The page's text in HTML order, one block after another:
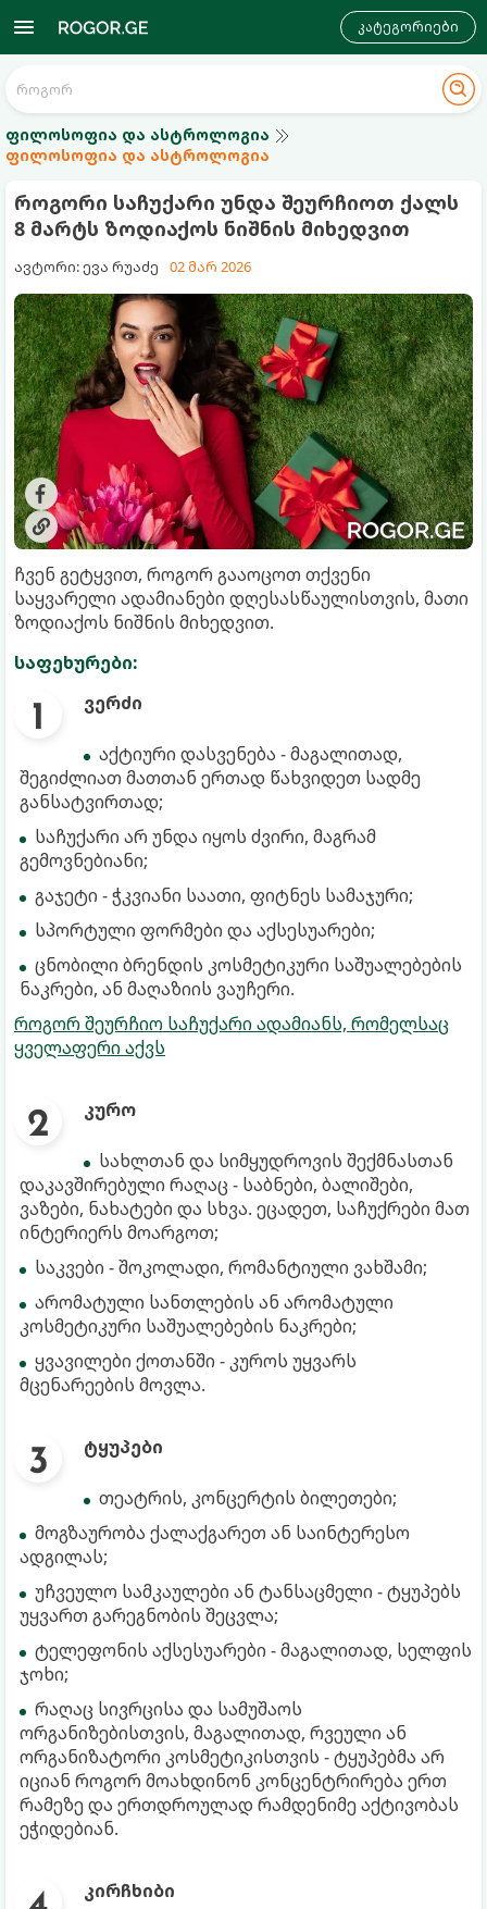
კატეგორიები
ფილოსოფია და ასტროლოგია
ფილოსოფია და ასტროლოგია
როგორი საჩუქარი უნდა შეურჩიოთ ქალს
8 მარტს ზოდიაქოს ნიშნის მიხედვით
ავტორი: ევა რუაძე 02 მარ 2026
ჩვენ გეტყვით, როგორ გააოცოთ თქვენი
საყვარელი ადამიანები დღესასწაულისთვის, მათი
ზოდიაქოს ნიშნის მიხედვით.
საფეხურები:
ვერძი
აქტიური დასვენება - მაგალითად,
შეგიძლიათ მათთან ერთად წახვიდეთ სადმე
განსატვირთად;
საჩუქარი არ უნდა იყოს ძვირი, მაგრამ
გემოვნებიანი;
გაჯეტი - ჭკვიანი საათი, ფიტნეს სამაჯური;
სპორტული ფორმები და აქსესუარები;
ცნობილი ბრენდის კოსმეტიკური საშუალებების
ნაკრები, ან მაღაზიის ვაუჩერი.
როგორ შეურჩიო საჩუქარი ადამიანს, რომელსაც
ყველაფერი აქვს
კურო
სახლთან და სიმყუდროვის შექმნასთან
დაკავშირებული რაღაც - საბნები, ბალიშები,
ვაზები, ნახატები და სხვა. ეცადეთ, საჩუქრები მათ
ინტერიერს მოარგოთ;
საკვები - შოკოლადი, რომანტიული ვახშამი;
არომატული სანთლების ან არომატული
კოსმეტიკური საშუალებების ნაკრები;
ყვავილები ქოთანში - კუროს უყვარს
მცენარეების მოვლა.
ტყუპები
თეატრის, კონცერტის ბილეთები;
მოგზაურობა ქალაქგარეთ ან საინტერესო
ადგილას;
უჩვეულო სამკაულები ან ტანსაცმელი - ტყუპებს
უყვართ გარეგნობის შეცვლა;
ტელეფონის აქსესუარები - მაგალითად, სელფის
ჯოხი;
რაღაც სივრცისა და სამუშაოს
ორგანიზებისთვის, მაგალითად, რვეული ან
ორგანიზატორი კოსმეტიკისთვის - ტყუპებმა არ
იციან როგორ მოახდინონ კონცენტრირება ერთ
რამეზე და ერთდროულად რამდენიმე აქტივობას
ეჭიდებიან.
კირჩხიბი